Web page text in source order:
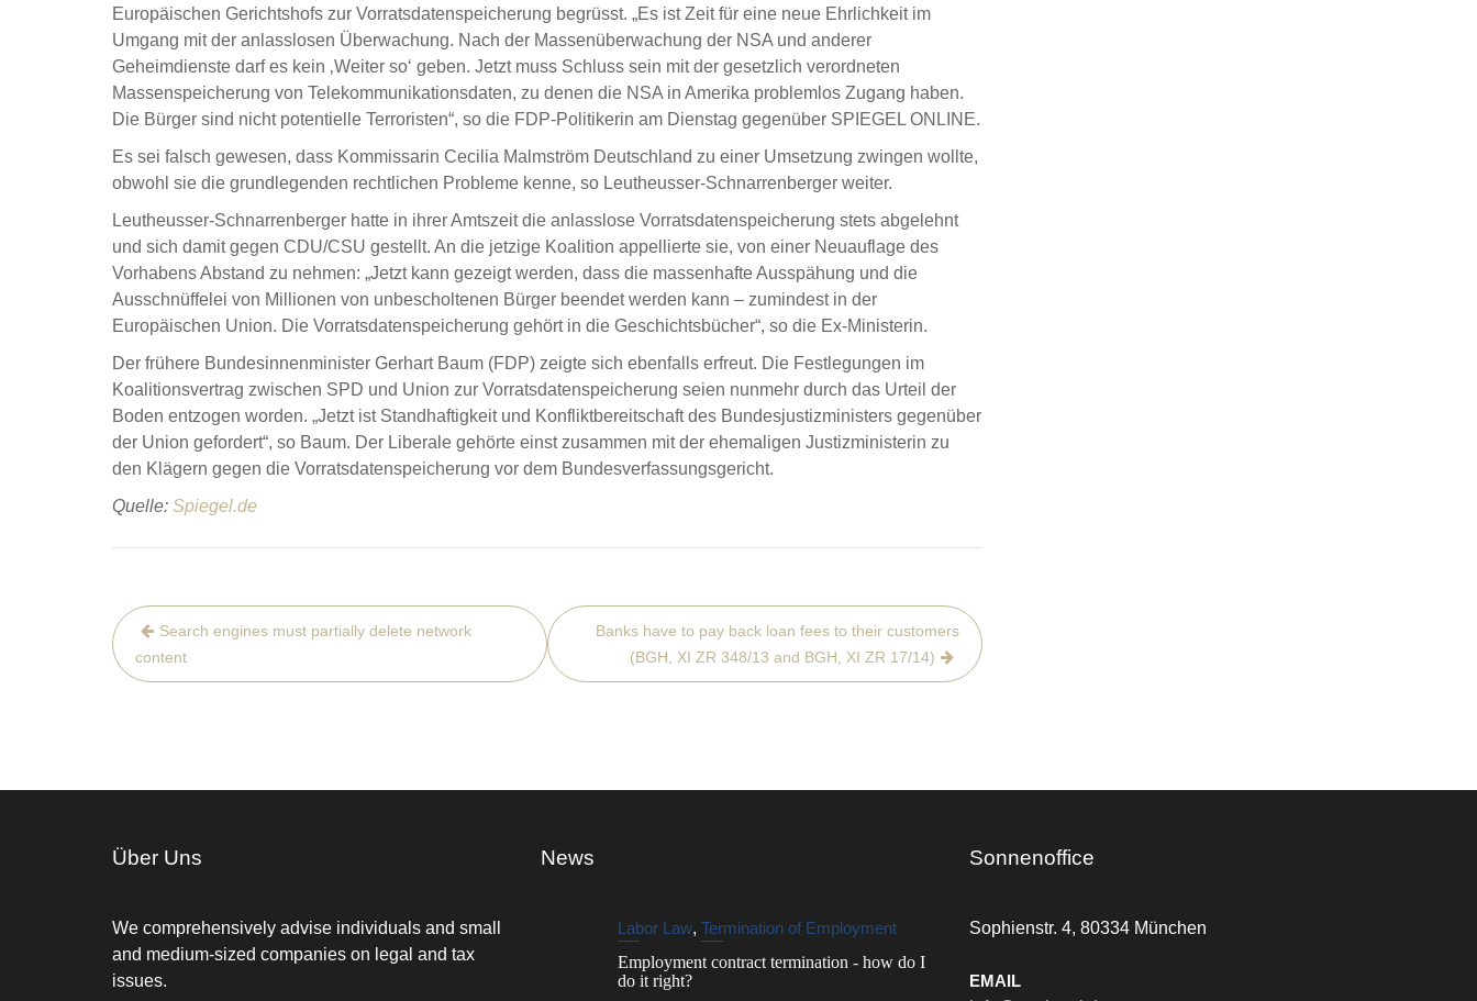
Europäischen Gerichtshofs zur Vorratsdatenspeicherung begrüsst. „Es ist Zeit für eine neue Ehrlichkeit im
Umgang mit der anlasslosen Überwachung. Nach der Massenüberwachung der NSA und anderer
Geheimdienste darf es kein ‚Weiter so‘ geben. Jetzt muss Schluss sein mit der gesetzlich verordneten
Massenspeicherung von Telekommunikationsdaten, zu denen die NSA in Amerika problemlos Zugang haben.
Die Bürger sind nicht potentielle Terroristen“, so die FDP-Politikerin am Dienstag gegenüber SPIEGEL ONLINE.
Es sei falsch gewesen, dass Kommissarin Cecilia Malmström Deutschland zu einer Umsetzung zwingen wollte,
obwohl sie die grundlegenden rechtlichen Probleme kenne, so Leutheusser-Schnarrenberger weiter.
Leutheusser-Schnarrenberger hatte in ihrer Amtszeit die anlasslose Vorratsdatenspeicherung stets abgelehnt
und sich damit gegen CDU/CSU gestellt. An die jetzige Koalition appellierte sie, von einer Neuauflage des
Vorhabens Abstand zu nehmen: „Jetzt kann gezeigt werden, dass die massenhafte Ausspähung und die
Ausschnüffelei von Millionen von unbescholtenen Bürger beendet werden kann – zumindest in der
Europäischen Union. Die Vorratsdatenspeicherung gehört in die Geschichtsbücher“, so die Ex-Ministerin.
Der frühere Bundesinnenminister Gerhart Baum (FDP) zeigte sich ebenfalls erfreut. Die Festlegungen im
Koalitionsvertrag zwischen SPD und Union zur Vorratsdatenspeicherung seien nunmehr durch das Urteil der
Boden entzogen worden. „Jetzt ist Standhaftigkeit und Konfliktbereitschaft des Bundesjustizministers gegenüber
der Union gefordert“, so Baum. Der Liberale gehörte einst zusammen mit der ehemaligen Justizministerin zu
den Klägern gegen die Vorratsdatenspeicherung vor dem Bundesverfassungsgericht.
Quelle: Spiegel.de
Post
navigation
Search engines must partially delete network
content
Banks have to pay back loan fees to their customers
(BGH, XI ZR 348/13 and BGH, XI ZR 17/14)
Über Uns
We comprehensively advise individuals and small
and medium-sized companies on legal and tax
issues.
News
Labor Law, Termination of Employment
Employment contract termination - how do I
do it right?
Sonnenoffice
Sophienstr. 4, 80334 München
EMAIL